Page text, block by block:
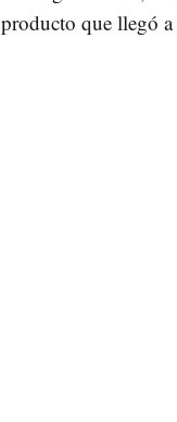
producto que llegó a